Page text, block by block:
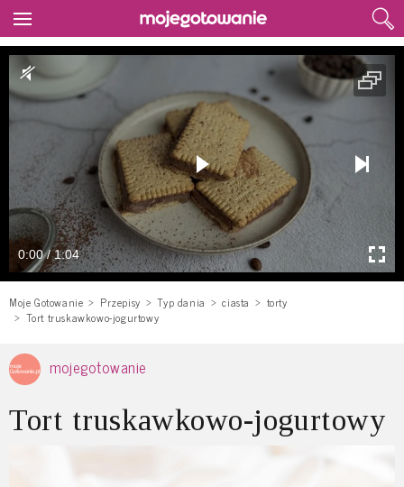
0:00 / 1:04
Moje Gotowanie Przepisy Typ dania ciasta
torty
Tort truskawkowo-jogurtowy
mojegotowanie
Tort truskawkowo-jogurtowy